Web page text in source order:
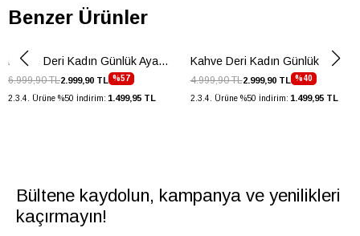
Taban Malzemesi TPU
Menşei
TURKIYE
Ürün Grubu AYAKKABI
İnternet Kategorisi
Babet/Loafer
Benzer Ürünler
Kahve Deri Kadın Günlük Ayakkabı
%57
2.999,90 TL
6.999,90 TL
2.3.4. Ürüne %50 İndirim: 1.499,95 TL
Kahve Deri Kadın Günlük Ayakkabı
%40
2.999,90 TL
4.999,90 TL
2.3.4. Ürüne %50 İndirim: 1.499,95 TL
Bültene kaydolun, kampanya ve yenilikleri
kaçırmayın!